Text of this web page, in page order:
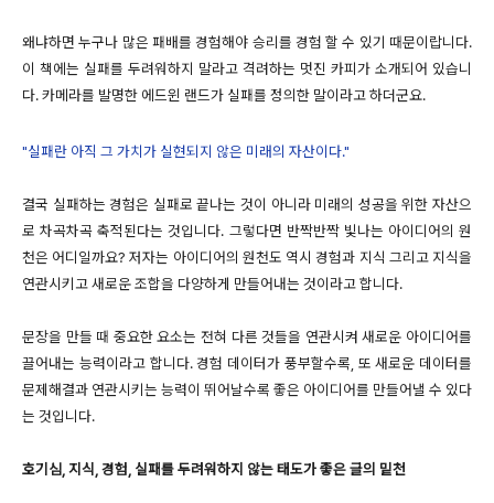
왜냐하면 누구나 많은 패배를 경험해야 승리를 경험 할 수 있기 때문이랍니다.
이 책에는 실패를 두려워하지 말라고 격려하는 멋진 카피가 소개되어 있습니
다. 카메라를 발명한 에드윈 랜드가 실패를 정의한 말이라고 하더군요.
"실패란 아직 그 가치가 실현되지 않은 미래의 자산이다."
결국 실패하는 경험은 실패로 끝나는 것이 아니라 미래의 성공을 위한 자산으
로 차곡차곡 축적된다는 것입니다. 그렇다면 반짝반짝 빛나는 아이디어의 원
천은 어디일까요? 저자는 아이디어의 원천도 역시 경험과 지식 그리고 지식을
연관시키고 새로운 조합을 다양하게 만들어내는 것이라고 합니다.
문장을 만들 때 중요한 요소는 전혀 다른 것들을 연관시켜 새로운 아이디어를
끌어내는 능력이라고 합니다. 경험 데이터가 풍부할수록, 또 새로운 데이터를
문제해결과 연관시키는 능력이 뛰어날수록 좋은 아이디어를 만들어낼 수 있다
는 것입니다.
호기심, 지식, 경험, 실패를 두려워하지 않는 태도가 좋은 글의 밑천